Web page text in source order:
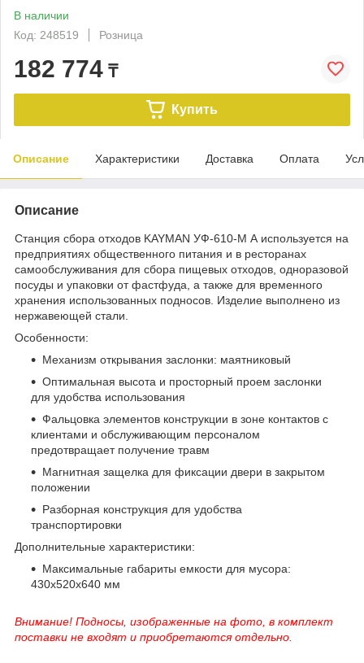
В наличии
Код: 248519
Розница
182 774 ₸
Купить
Описание Характеристики Доставка Оплата
Описание
Станция сбора отходов KAYMAN УФ-610-М А используется на
предприятиях общественного питания и в ресторанах
самообслуживания для сбора пищевых отходов, одноразовой
посуды и упаковки от фастфуда, а также для временного
хранения использованных подносов. Изделие выполнено из
нержавеющей стали.
Особенности:
Механизм открывания заслонки: маятниковый
Оптимальная высота и просторный проем заслонки
для удобства использования
Фальцовка элементов конструкции в зоне контактов с
клиентами и обслуживающим персоналом
предотвращает получение травм
Магнитная защелка для фиксации двери в закрытом
положении
Разборная конструкция для удобства
транспортировки
Дополнительные характеристики:
Максимальные габариты емкости для мусора:
430х520х640 мм
Внимание! Подносы, изображенные на фото, в комплект
поставки не входят и приобретаются отдельно.